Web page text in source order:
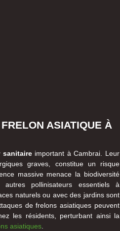
ASIATIQUE À
sanitaireimportant à Cambrai. Leur
graves, constitue un risque
massive menace la biodiversité
pollinisateurs essentiels à
naturels ou avec des jardins sont
de frelons asiatiques peuvent
les résidents, perturbant ainsi la
asiatiques